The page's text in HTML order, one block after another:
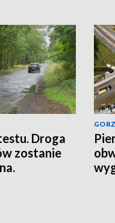
Droga
zostanie